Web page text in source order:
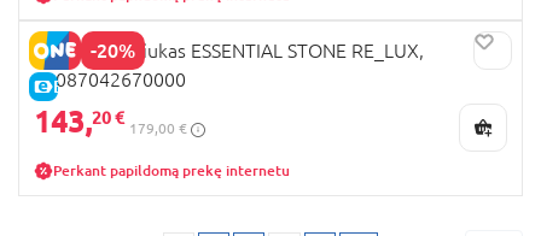
-20%
E-KAINA
CHICCO lopšiukas ESSENTIAL STONE RE_LUX,
08087042670000
143,20 €
179,00 €
Perkant papildomą prekę internetu